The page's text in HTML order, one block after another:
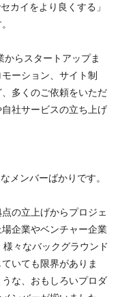
カイをより良くする」
らスタートアップま
ーション、サイト制
多くのご依頼をいただ
社サービスの立ち上げ
メンバーばかりです。
の立上げからプロジェ
企業やベンチャー企業
々なバックグラウンド
いても限界がありま
な、おもしろいプロダ